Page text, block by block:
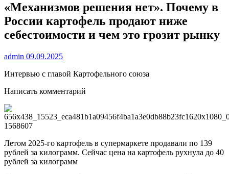
«Механизмов решения нет». Почему в
России картофель продают ниже
себестоимости и чем это грозит рынку
admin 09.09.2025
Интервью с главой Картофельного союза
Написать комментарий
Летом 2025-го картофель в супермаркете продавали по 139
рублей за килограмм. Сейчас цена на картофель рухнула до 40
рублей за килограмм